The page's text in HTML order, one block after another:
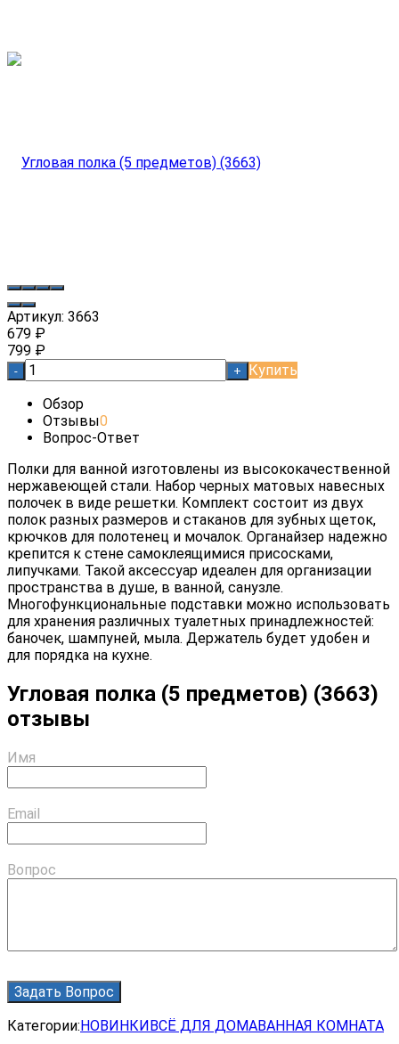
Артикул: 3663
679 ₽
799 ₽
- +
Купить
Обзор
Отзывы0
Вопрос-Ответ
Полки для ванной изготовлены из высококачественной
нержавеющей стали. Набор черных матовых навесных
полочек в виде решетки. Комплект состоит из двух
полок разных размеров и стаканов для зубных щеток,
крючков для полотенец и мочалок. Органайзер надежно
крепится к стене самоклеящимися присосками,
липучками. Такой аксессуар идеален для организации
пространства в душе, в ванной, санузле.
Многофункциональные подставки можно использовать
для хранения различных туалетных принадлежностей:
баночек, шампуней, мыла. Держатель будет удобен и
для порядка на кухне.
Угловая полка (5 предметов) (3663)
отзывы
Имя
Email
Вопрос
Категории:НОВИНКИВСЁ ДЛЯ ДОМАВАННАЯ КОМНАТА